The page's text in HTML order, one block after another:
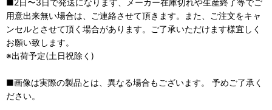
用意出来無い場合は、ご連絡させて頂きます。また、ご注文をキャ
ンセルとさせて頂く場合があります。ご了承いただけます様宜しく
お願い致します。
※出荷予定(土日祝除く)
■画像は実際の製品とは、異なる場合もございます。 予めご了承く
ださい。